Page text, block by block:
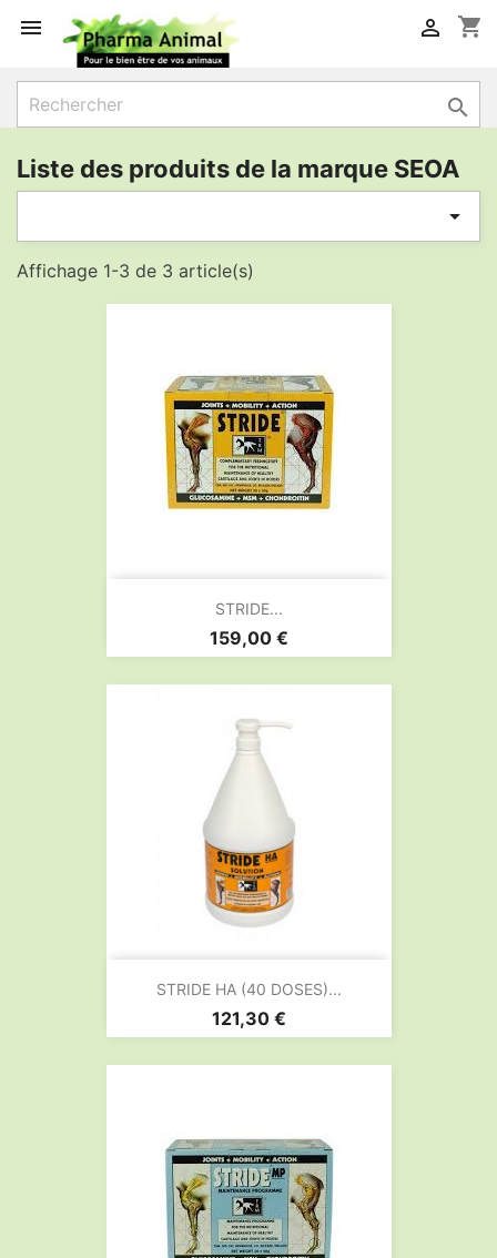
 shopping_cart


Liste des produits de la marque SEOA

Affichage 1-3 de 3 article(s)
STRIDE...
Prix
159,00 €
STRIDE HA (40 DOSES)...
Prix
121,30 €